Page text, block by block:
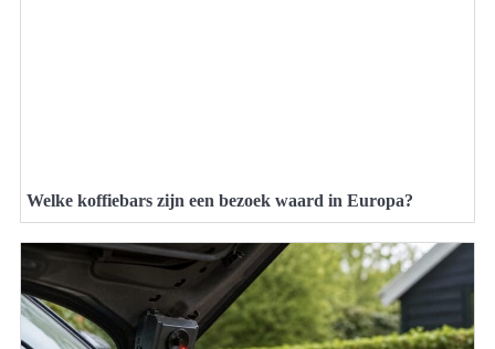
Welke koffiebars zijn een bezoek waard in Europa?